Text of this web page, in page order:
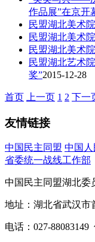
作品展”在京开
民盟湖北美术
民盟湖北美术
民盟湖北美术
民盟湖北艺术
奖”2015-12-28
首页 上一页 1 2 下一
友情链接
中国民主同盟 中国
省委统一战线工作部
中国民主同盟湖北委
地址：湖北省武汉市
电话：027-88083149